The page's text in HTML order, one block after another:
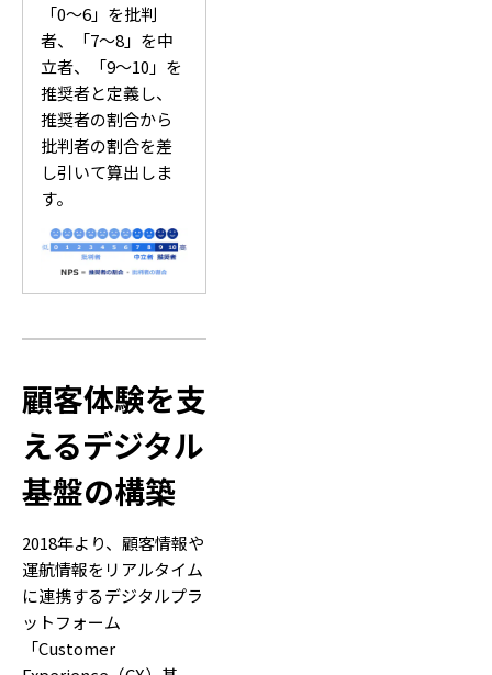
「0～6」を批判
者、「7～8」を中
立者、「9～10」を
推奨者と定義し、
推奨者の割合から
批判者の割合を差
し引いて算出しま
す。
顧客体験を支
えるデジタル
基盤の構築
2018年より、顧客情報や
運航情報をリアルタイム
に連携するデジタルプラ
ットフォーム
「Customer